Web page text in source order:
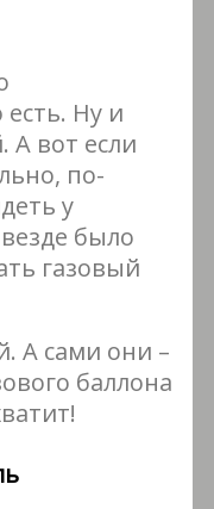
есть. Ну и
А вот если
по-
у
было
газовый
А сами они –
баллона